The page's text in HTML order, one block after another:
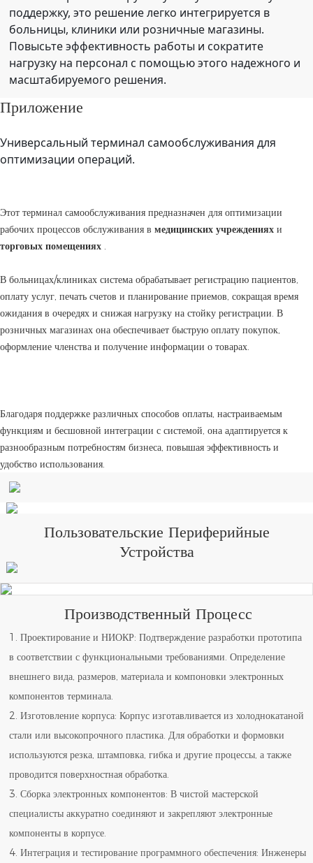
поддержку, это решение легко интегрируется в
больницы, клиники или розничные магазины.
Повысьте эффективность работы и сократите
нагрузку на персонал с помощью этого надежного и
масштабируемого решения.
Приложение
Универсальный терминал самообслуживания для
оптимизации операций.
Этот терминал самообслуживания предназначен для оптимизации
рабочих процессов обслуживания в медицинских учреждениях и
торговых помещениях .
В больницах/клиниках система обрабатывает регистрацию пациентов,
оплату услуг, печать счетов и планирование приемов, сокращая время
ожидания в очередях и снижая нагрузку на стойку регистрации. В
розничных магазинах она обеспечивает быструю оплату покупок,
оформление членства и получение информации о товарах.
Благодаря поддержке различных способов оплаты, настраиваемым
функциям и бесшовной интеграции с системой, она адаптируется к
разнообразным потребностям бизнеса, повышая эффективность и
удобство использования.
Пользовательские Периферийные
Устройства
Производственный Процесс
1. Проектирование и НИОКР: Подтверждение разработки прототипа
в соответствии с функциональными требованиями. Определение
внешнего вида, размеров, материала и компоновки электронных
компонентов терминала.
2. Изготовление корпуса: Корпус изготавливается из холоднокатаной
стали или высокопрочного пластика. Для обработки и формовки
используются резка, штамповка, гибка и другие процессы, а также
проводится поверхностная обработка.
3. Сборка электронных компонентов: В чистой мастерской
специалисты аккуратно соединяют и закрепляют электронные
компоненты в корпусе.
4. Интеграция и тестирование программного обеспечения: Инженеры